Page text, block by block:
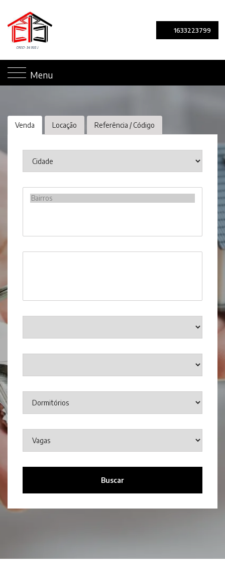
1633223799
Menu
Venda Locação Referência / Código
Buscar